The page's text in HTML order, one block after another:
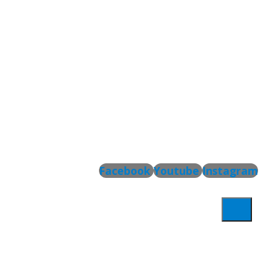
Facebook Youtube Instagram